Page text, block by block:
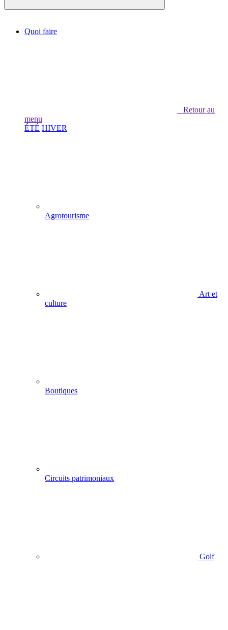
Quoi faire
Retour au
menu
ÉTÉ HIVER
Agrotourisme
Art et
culture
Boutiques
Circuits patrimoniaux
Golf